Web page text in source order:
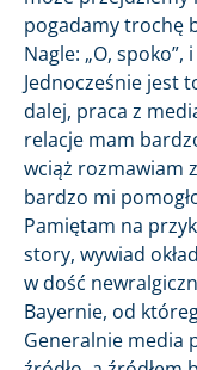
pogadamy trochę
Nagle: „O, spoko”,
Jednocześnie jest
dalej, praca z
relacje mam
wciąż rozmawiam
bardzo mi
Pamiętam na
story, wywiad
w dość
Bayernie, od
Generalnie media